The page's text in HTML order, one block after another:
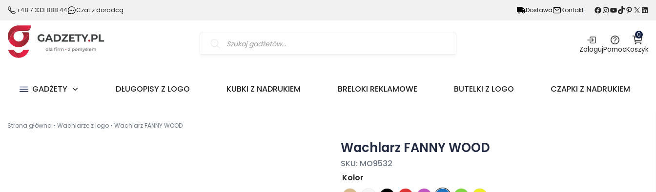
+48 7 333 888 44 Czat z doradcą Dostawa Kontakt Facebook InstagramYouTube TikTok Pinterest X LinkedIn
produktów ZalogujPomoc
0
Koszyk
GADŻETY DŁUGOPISY Z LOGO KUBKI Z NADRUKIEM BRELOKI REKLAMOWE BUTELKI Z LOGO CZAPKI Z NADRUKIEM
Strona główna • Wachlarze z logo • Wachlarz FANNY WOOD
Wachlarz FANNY WOOD
SKU: MO9532
Kolor